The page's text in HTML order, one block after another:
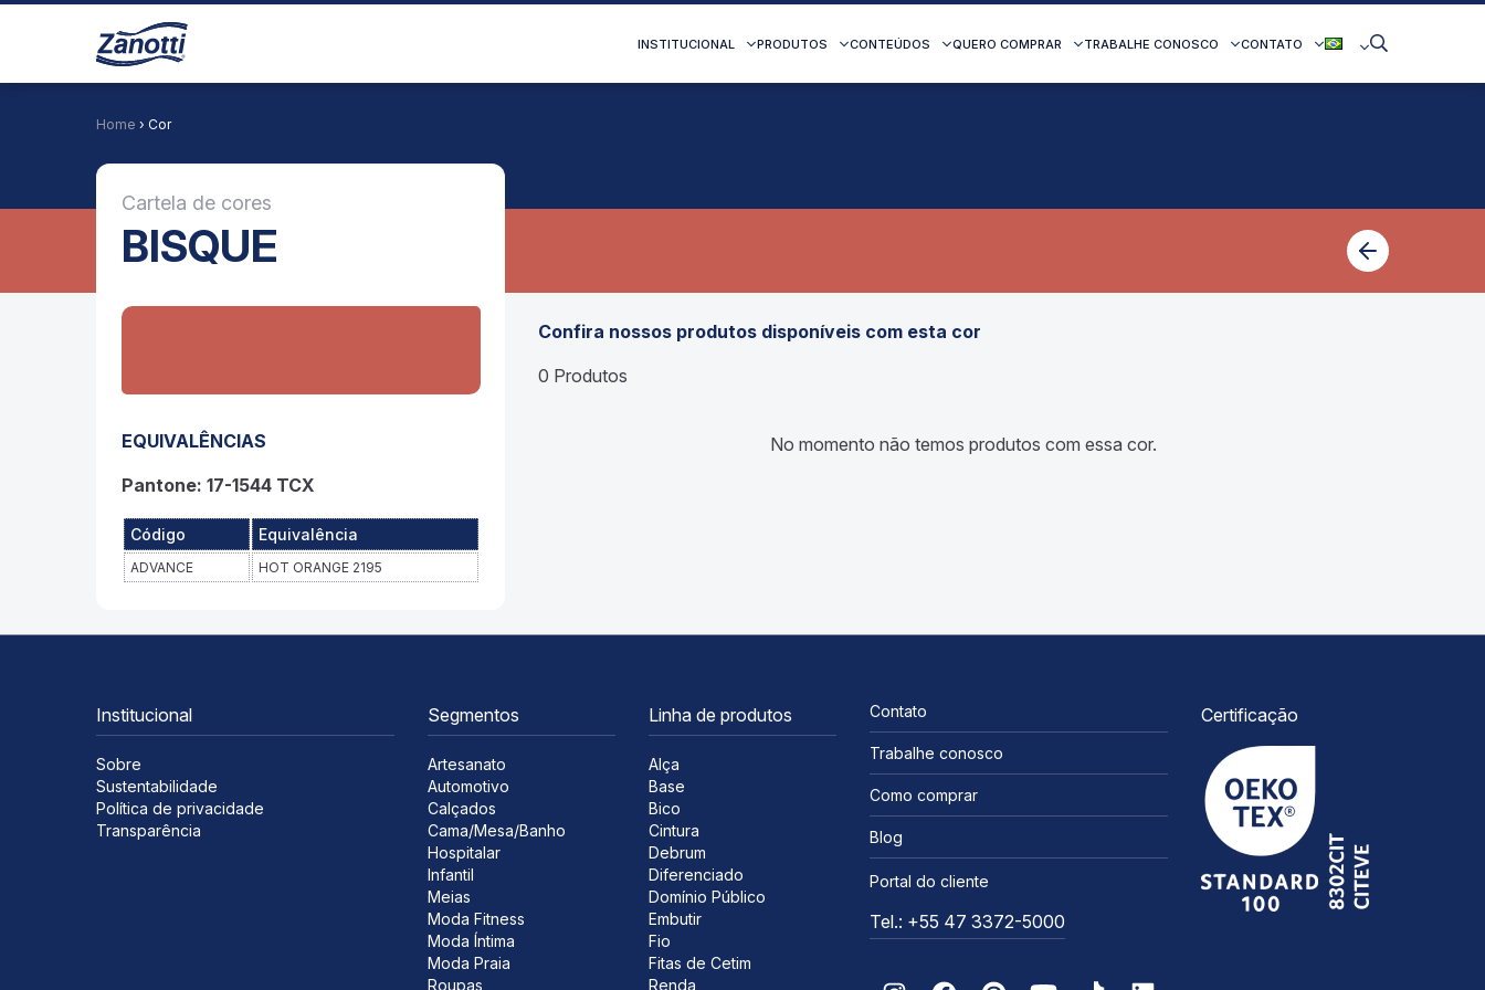
INSTITUCIONAL PRODUTOS CONTEÚDOS QUERO COMPRAR TRABALHE CONOSCO CONTATO
Home › Cor
Cartela de cores
BISQUE
EQUIVALÊNCIAS
Pantone: 17-1544 TCX
Código Equivalência
ADVANCE HOT ORANGE 2195
Confira nossos produtos disponíveis com esta cor
0 Produtos
No momento não temos produtos com essa cor.
Institucional
Sobre
Sustentabilidade
Política de privacidade
Transparência
Segmentos
Artesanato
Automotivo
Calçados
Cama/Mesa/Banho
Hospitalar
Infantil
Meias
Moda Fitness
Moda Íntima
Moda Praia
Roupas
Linha de produtos
Alça
Base
Bico
Cintura
Debrum
Diferenciado
Domínio Público
Embutir
Fio
Fitas de Cetim
Renda
Contato
Trabalhe conosco
Como comprar
Blog
Portal do cliente
Tel.: +55 47 3372-5000
Certificação